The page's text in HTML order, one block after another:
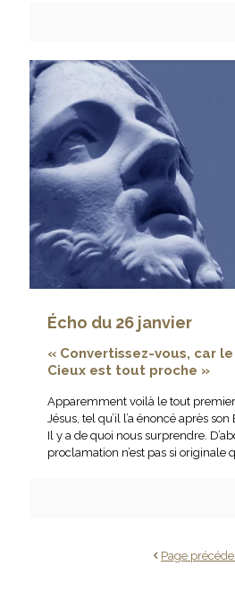
Écho du 26 janvier
« Convertissez-vous, car
Cieux est tout proche »
Apparemment voilà le tout
Jésus, tel qu’il l’a énoncé après
Il y a de quoi nous surprendre.
proclamation n’est pas si originale
Page